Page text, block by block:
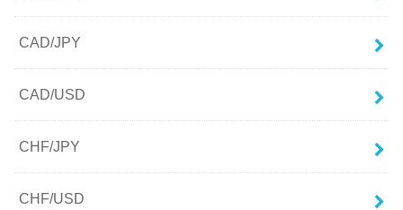
CAD/JPY
CAD/USD
CHF/JPY
CHF/USD